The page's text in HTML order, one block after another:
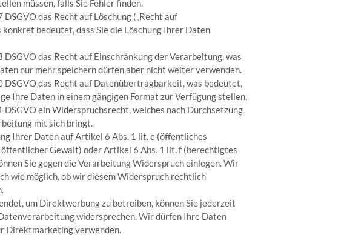
müssen, falls Sie Fehler finden.
das Recht auf Löschung („Recht auf
konkret bedeutet, dass Sie die Löschung Ihrer Daten
das Recht auf Einschränkung der Verarbeitung, was
nur mehr speichern dürfen aber nicht weiter verwenden.
DSGVO das Recht auf Datenübertragbarkeit, was bedeutet,
Ihre Daten in einem gängigen Format zur Verfügung stellen.
ein Widerspruchsrecht, welches nach Durchsetzung
mit sich bringt.
Ihrer Daten auf Artikel 6 Abs. 1 lit. e (öffentliches
öffentlicher Gewalt) oder Artikel 6 Abs. 1 lit. f (berechtigtes
Sie gegen die Verarbeitung Widerspruch einlegen. Wir
wie möglich, ob wir diesem Widerspruch rechtlich
um Direktwerbung zu betreiben, können Sie jederzeit
widersprechen. Wir dürfen Ihre Daten
Direktmarketing verwenden.